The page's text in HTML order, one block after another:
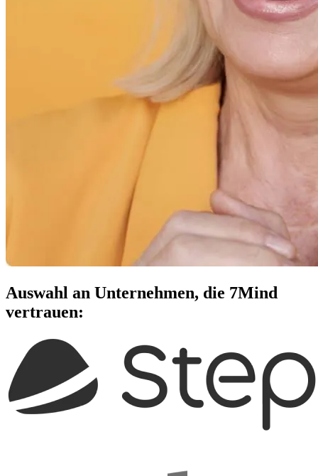
Auswahl an Unternehmen, die 7Mind
vertrauen: